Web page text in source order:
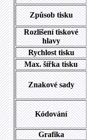
Způsob tisku
Rozlišení tiskové
hlavy
Rychlost tisku
Max. šířka tisku
Znakové sady
Kódování
Grafika